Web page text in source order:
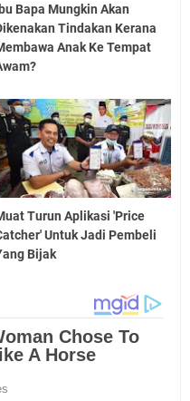
Bapa Mungkin Akan
Tindakan Kerana
Anak Ke Tempat
Turun Aplikasi 'Price
Untuk Jadi Pembeli
Bijak